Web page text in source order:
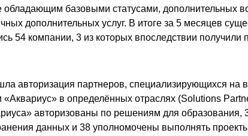
обладающим базовыми статусами, дополнительных
дополнительных услуг. В итоге за 5 месяцев
54 компании, 3 из которых впоследствии получили
авторизация партнеров, специализирующихся на
в определённых отраслях (Solutions
авторизованы по решениям для образования,
данных и 38 уполномочены выполнять